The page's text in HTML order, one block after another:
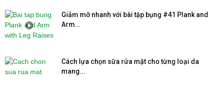
Giảm mỡ nhanh với bài tập bụng #41 Plank and
Arm...
Cách lựa chọn sữa rửa mặt cho từng loại da
mang...